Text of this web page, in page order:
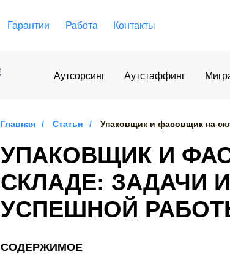
Контакты
Гарантии Работа
Аутстаффинг
Аутсорсинг
Главная / Статьи / Упаковщик и фасовщик на
УПАКОВЩИК И
СКЛАДЕ: ЗАДАЧИ
УСПЕШНОЙ
СОДЕРЖИМОЕ